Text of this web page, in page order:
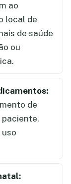
ao
local de
de saúde
ou
de